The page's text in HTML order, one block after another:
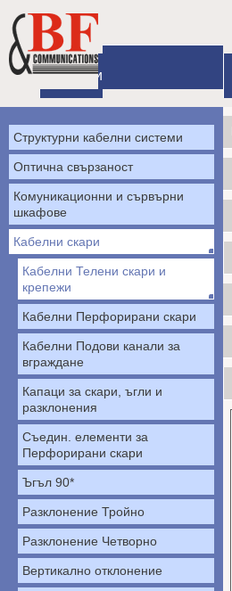
Начало
Продукти
Структурни кабелни системи
Оптична свързаност
Комуникационни и сървърни
шкафове
Кабелни скари
Кабелни Телени скари и
крепежи
Кабелни Перфорирани скари
Кабелни Подови канали за
вграждане
Капаци за скари, ъгли и
разклонения
Съедин. елементи за
Перфорирани скари
Ъгъл 90*
Разклонение Тройно
Разклонение Четворно
Вертикално отклонение